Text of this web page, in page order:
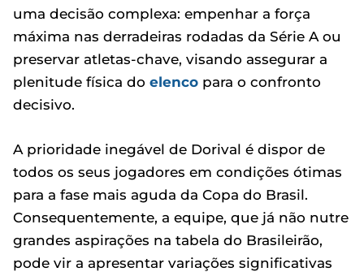
uma decisão complexa: empenhar a força
máxima nas derradeiras rodadas da Série A ou
preservar atletas-chave, visando assegurar a
plenitude física do elenco para o confronto
decisivo.
A prioridade inegável de Dorival é dispor de
todos os seus jogadores em condições ótimas
para a fase mais aguda da Copa do Brasil.
Consequentemente, a equipe, que já não nutre
grandes aspirações na tabela do Brasileirão,
pode vir a apresentar variações significativas